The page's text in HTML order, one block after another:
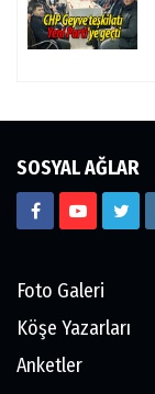
SOSYAL AĞLAR
Foto Galeri
Köşe Yazarları
Anketler